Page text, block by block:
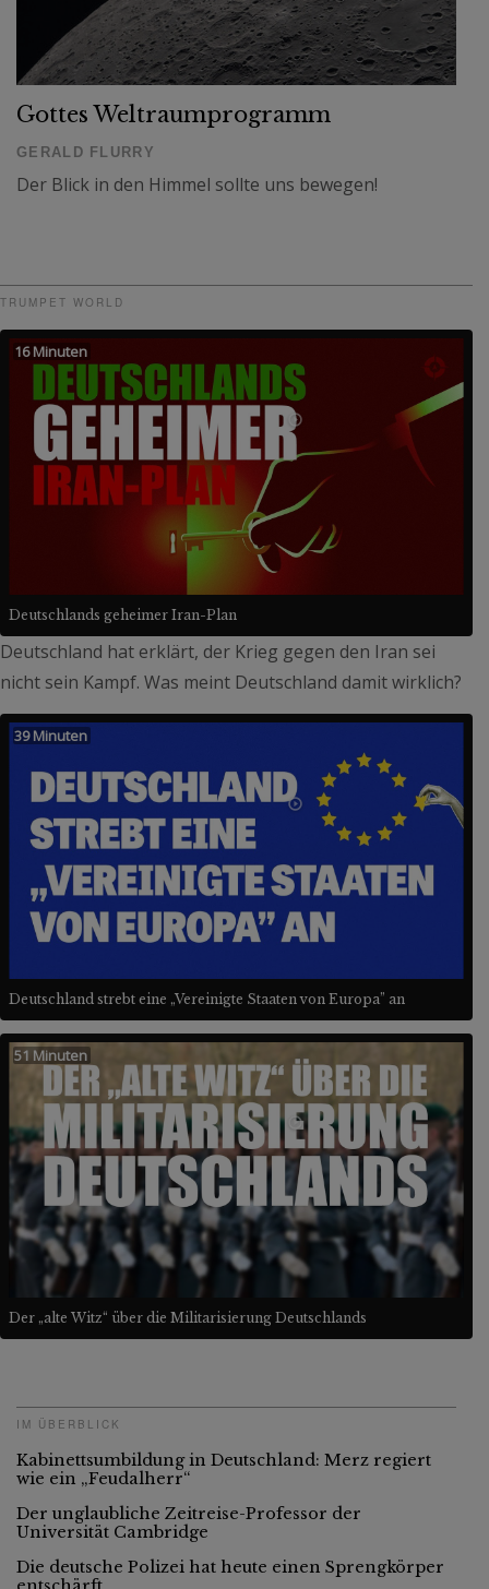
Gottes Weltraumprogramm
GERALD FLURRY
Der Blick in den Himmel sollte uns bewegen!
TRUMPET WORLD
Deutschlands geheimer Iran-Plan
16 Minuten
Deutschland hat erklärt, der Krieg gegen den Iran sei
nicht sein Kampf. Was meint Deutschland damit wirklich?
Deutschland strebt eine „Vereinigte Staaten von Europa” an
39 Minuten
Der „alte Witz“ über die Militarisierung Deutschlands
51 Minuten
IM ÜBERBLICK
Kabinettsumbildung in Deutschland: Merz regiert
wie ein „Feudalherr“
Der unglaubliche Zeitreise-Professor der
Universität Cambridge
Die deutsche Polizei hat heute einen Sprengkörper